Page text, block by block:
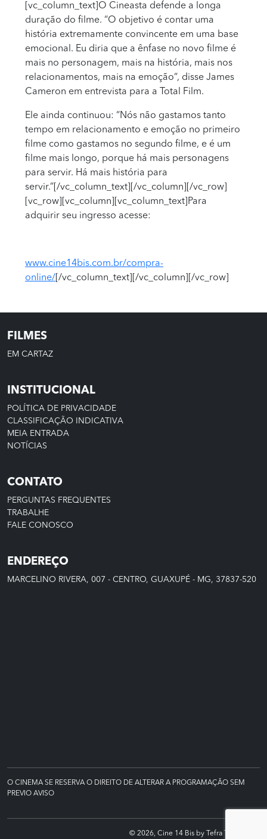
[vc_column_text]O Cineasta defende a longa
duração do filme. “O objetivo é contar uma
história extremamente convincente em uma base
emocional. Eu diria que a ênfase no novo filme é
mais no personagem, mais na história, mais nos
relacionamentos, mais na emoção“, disse James
Cameron em entrevista para a Total Film.
Ele ainda continuou: “Nós não gastamos tanto
tempo em relacionamento e emoção no primeiro
filme como gastamos no segundo filme, e é um
filme mais longo, porque há mais personagens
para servir. Há mais história para
servir.”[/vc_column_text][/vc_column][/vc_row]
[vc_row][vc_column][vc_column_text]Para
adquirir seu ingresso acesse:
www.cine14bis.com.br/compra-
online/ [/vc_column_text][/vc_column][/vc_row]
FILMES
EM CARTAZ
INSTITUCIONAL
POLÍTICA DE PRIVACIDADE
CLASSIFICAÇÃO INDICATIVA
MEIA ENTRADA
NOTÍCIAS
CONTATO
PERGUNTAS FREQUENTES
TRABALHE
FALE CONOSCO
ENDEREÇO
MARCELINO RIVERA, 007 - CENTRO, GUAXUPÉ - MG, 37837-520
O CINEMA SE RESERVA O DIREITO DE ALTERAR A PROGRAMAÇÃO SEM
PREVIO AVISO
© 2026, Cine 14 Bis by Tefra Tecnologia